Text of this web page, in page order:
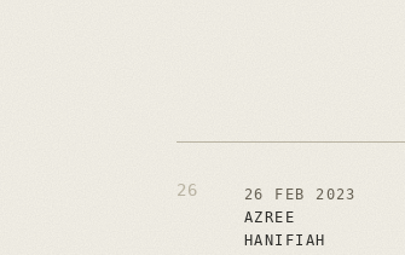
26 FEB 2023
AZREE
HANIFIAH